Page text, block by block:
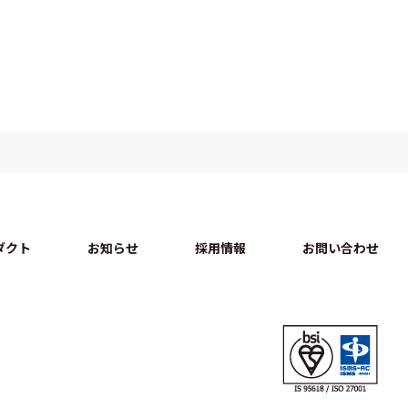
クト お知らせ 採用情報 お問い合わせ